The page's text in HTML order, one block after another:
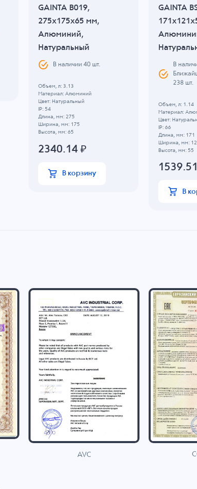
GAINTA B019,
275x175x65 мм,
Алюминий,
Натуральный
В наличии40 шт.
Объем, л: 3.13
Материал: Алюминий
Цвет: Натуральный
IP: 54
Длина, мм: 275
Ширина, мм: 175
Высота, мм: 65
2340.14₽
В корзину
GAINTA
В
238 шт.
Объем, л: 1.14
Материал:
Цвет:
IP: 66
Длина, мм: 171
Ширина, мм:
Высота, мм: 55
1539.51
В
AVC